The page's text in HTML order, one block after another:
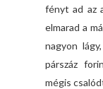
fényt ad az
elmarad a
nagyon
párszáz
mégis